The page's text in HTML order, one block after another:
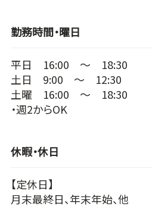
勤務時間・曜日
平日 16:00 ～ 18:30
土日 9:00 ～ 12:30
土曜 16:00 ～ 18:30
・週2からOK
休暇・休日
【定休日】
月末最終日、年末年始、他